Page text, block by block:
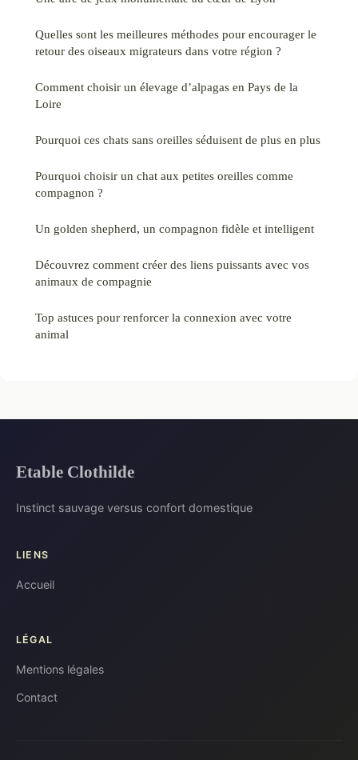
Quelles sont les meilleures méthodes pour encourager le
retour des oiseaux migrateurs dans votre région ?
Comment choisir un élevage d’alpagas en Pays de la
Loire
Pourquoi ces chats sans oreilles séduisent de plus en plus
Pourquoi choisir un chat aux petites oreilles comme
compagnon ?
Un golden shepherd, un compagnon fidèle et intelligent
Découvrez comment créer des liens puissants avec vos
animaux de compagnie
Top astuces pour renforcer la connexion avec votre
animal
Etable Clothilde
Instinct sauvage versus confort domestique
LIENS
Accueil
LÉGAL
Mentions légales
Contact